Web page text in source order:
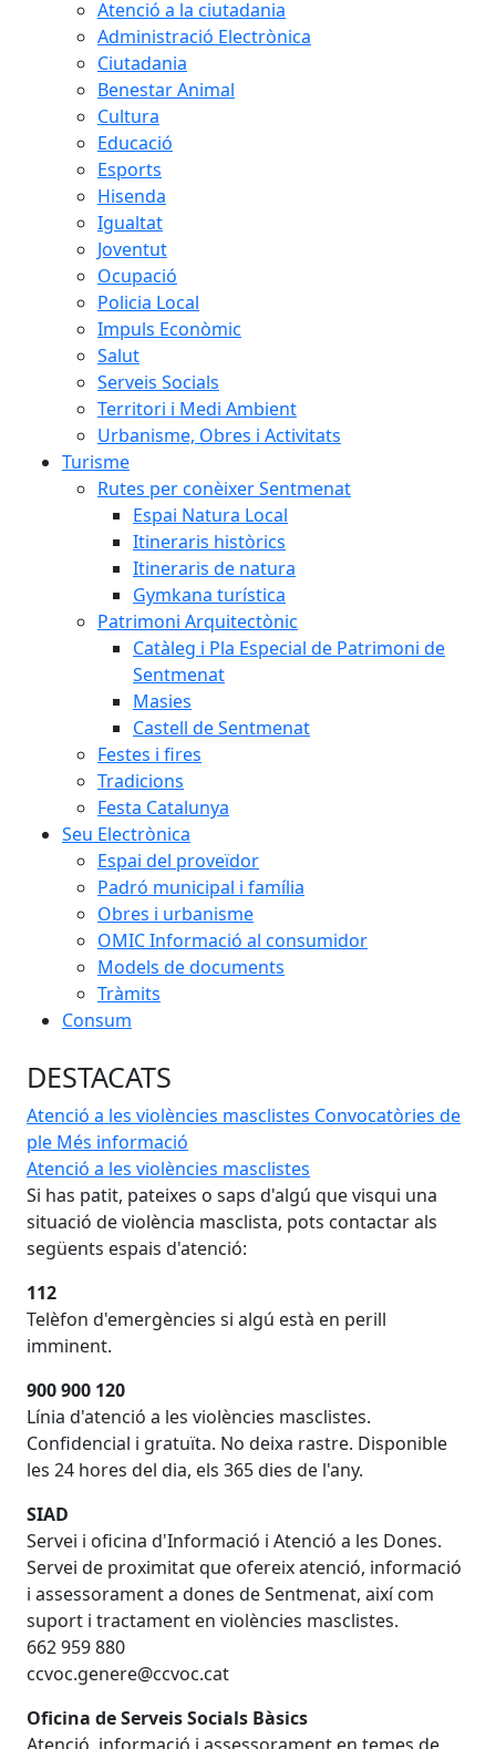
Atenció a la ciutadania
Administració Electrònica
Ciutadania
Benestar Animal
Cultura
Educació
Esports
Hisenda
Igualtat
Joventut
Ocupació
Policia Local
Impuls Econòmic
Salut
Serveis Socials
Territori i Medi Ambient
Urbanisme, Obres i Activitats
Turisme
Rutes per conèixer Sentmenat
Espai Natura Local
Itineraris històrics
Itineraris de natura
Gymkana turística
Patrimoni Arquitectònic
Catàleg i Pla Especial de Patrimoni de
Sentmenat
Masies
Castell de Sentmenat
Festes i fires
Tradicions
Festa Catalunya
Seu Electrònica
Espai del proveïdor
Padró municipal i família
Obres i urbanisme
OMIC Informació al consumidor
Models de documents
Tràmits
Consum
DESTACATS
Atenció a les violències masclistes Convocatòries de
ple Més informació
Atenció a les violències masclistes
Si has patit, pateixes o saps d'algú que visqui una
situació de violència masclista, pots contactar als
següents espais d'atenció:
112
Telèfon d'emergències si algú està en perill
imminent.
900 900 120
Línia d'atenció a les violències masclistes.
Confidencial i gratuïta. No deixa rastre. Disponible
les 24 hores del dia, els 365 dies de l'any.
SIAD
Servei i oficina d'Informació i Atenció a les Dones.
Servei de proximitat que ofereix atenció, informació
i assessorament a dones de Sentmenat, així com
suport i tractament en violències masclistes.
662 959 880
ccvoc.genere@ccvoc.cat
Oficina de Serveis Socials Bàsics